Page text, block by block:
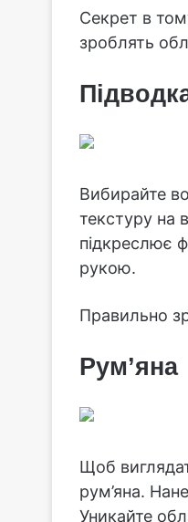
Секрет в
зроблять
Вибирайте
текстуру на
підкреслює
рукою.
Правильно
Рум’яна
Щоб
рум’яна.
Уникайте